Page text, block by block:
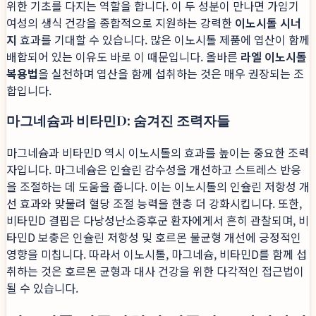
위한 기초를 다지는 역할을 합니다. 이 두 성분이 만나면 가임기
여성의 생식 건강을 종합적으로 지원하는 강력한 이노시톨 시너
지 효과를 기대할 수 있습니다. 많은 이노시톨 제품에 엽산이 함께
배합되어 있는 이유도 바로 이 때문입니다. 올바른 라엘 이노시톨
복용법을 실천하며 엽산을 함께 섭취하는 것은 매우 권장되는 조
합입니다.
마그네슘과 비타민D: 숨겨진 조력자들
마그네슘과 비타민D 역시 이노시톨의 효과를 높이는 중요한 조력
자입니다. 마그네슘은 인슐린 감수성을 개선하고 스트레스 반응
을 조절하는 데 도움을 줍니다. 이는 이노시톨의 인슐린 저항성 개
선 효과와 맞물려 혈당 조절 능력을 한층 더 강화시킵니다. 또한,
비타민D 결핍은 다낭성난소증후군 환자에게서 흔히 관찰되며, 비
타민D 보충은 인슐린 저항성 및 호르몬 불균형 개선에 긍정적인
영향을 미칩니다. 따라서 이노시톨, 마그네슘, 비타민D를 함께 섭
취하는 것은 호르몬 균형과 대사 건강을 위한 다각적인 접근법이
될 수 있습니다.